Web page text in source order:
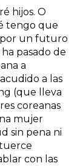
hijos. O
tengo que
por un futuro
pasado de
a
a las
(que lleva
coreanas
mujer
sin pena ni
con las